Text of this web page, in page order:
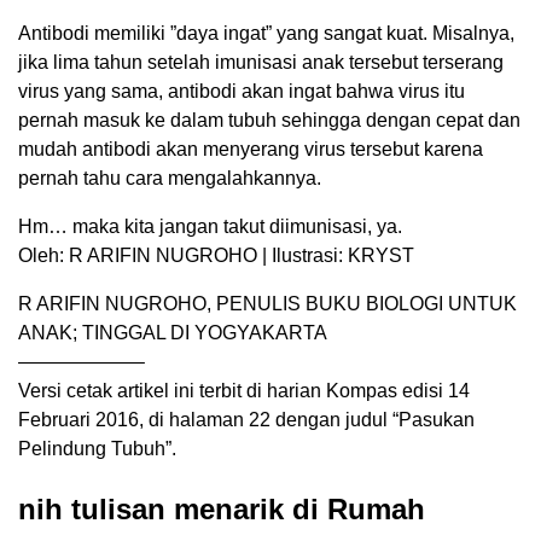
Antibodi memiliki ”daya ingat” yang sangat kuat. Misalnya,
jika lima tahun setelah imunisasi anak tersebut terserang
virus yang sama, antibodi akan ingat bahwa virus itu
pernah masuk ke dalam tubuh sehingga dengan cepat dan
mudah antibodi akan menyerang virus tersebut karena
pernah tahu cara mengalahkannya.
Hm… maka kita jangan takut diimunisasi, ya.
Oleh: R ARIFIN NUGROHO | Ilustrasi: KRYST
R ARIFIN NUGROHO, PENULIS BUKU BIOLOGI UNTUK
ANAK; TINGGAL DI YOGYAKARTA
——————–
Versi cetak artikel ini terbit di harian Kompas edisi 14
Februari 2016, di halaman 22 dengan judul “Pasukan
Pelindung Tubuh”.
nih tulisan menarik di Rumah